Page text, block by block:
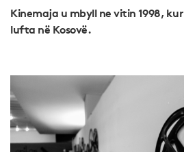
Kinemaja u mbyll ne vitin 1998,
lufta në Kosovë.